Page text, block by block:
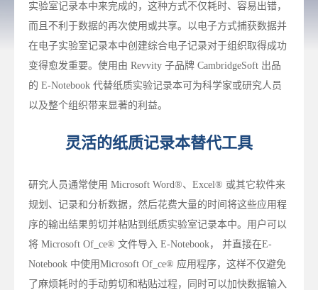
实验室记录本中来完成的，这种方式不仅耗时、容易出错，
而且不利于数据的再次使用或共享。以电子方式捕获数据并
在电子实验室记录本中创建综合电子记录对于组织取得成功
变得愈发重要。使用由 Revvity 子品牌 CambridgeSoft 出品
的 E-Notebook 代替纸质实验记录本可为科学家或研究人员
以及整个组织带来显著的利益。
灵活的纸质记录本替代工具
研究人员通常使用 Microsoft Word®、Excel® 或其它软件来
规划、记录和分析数据，然后花费大量的时间将这些应用程
序的输出结果剪切并粘贴到纸质实验室记录本中。用户可以
将 Microsoft Of_ce® 文件导入 E-Notebook， 并直接在E-
Notebook 中使用Microsoft Of_ce® 应用程序，这样不仅避免
了麻烦耗时的手动剪切和粘贴过程，同时可以加快数据输入